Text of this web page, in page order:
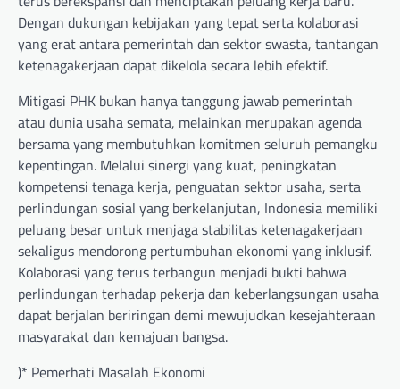
Dengan dukungan kebijakan yang tepat serta kolaborasi
yang erat antara pemerintah dan sektor swasta, tantangan
ketenagakerjaan dapat dikelola secara lebih efektif.
Mitigasi PHK bukan hanya tanggung jawab pemerintah
atau dunia usaha semata, melainkan merupakan agenda
bersama yang membutuhkan komitmen seluruh pemangku
kepentingan. Melalui sinergi yang kuat, peningkatan
kompetensi tenaga kerja, penguatan sektor usaha, serta
perlindungan sosial yang berkelanjutan, Indonesia memiliki
peluang besar untuk menjaga stabilitas ketenagakerjaan
sekaligus mendorong pertumbuhan ekonomi yang inklusif.
Kolaborasi yang terus terbangun menjadi bukti bahwa
perlindungan terhadap pekerja dan keberlangsungan usaha
dapat berjalan beriringan demi mewujudkan kesejahteraan
masyarakat dan kemajuan bangsa.
)* Pemerhati Masalah Ekonomi